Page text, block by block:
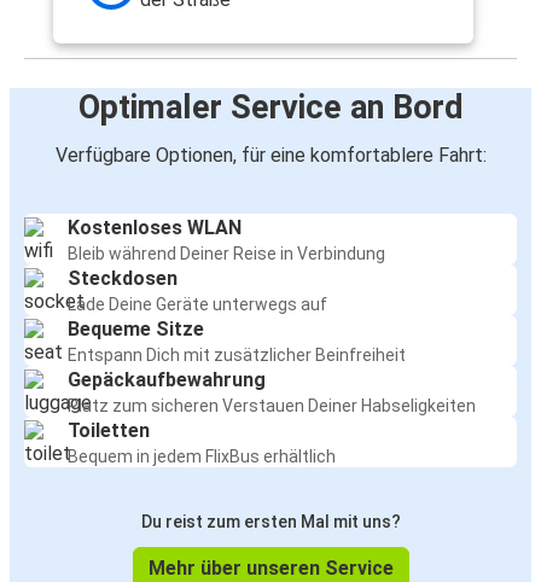
Optimaler Service an Bord
Verfügbare Optionen, für eine komfortablere Fahrt:
Kostenloses WLAN
Bleib während Deiner Reise in Verbindung
Steckdosen
Lade Deine Geräte unterwegs auf
Bequeme Sitze
Entspann Dich mit zusätzlicher Beinfreiheit
Gepäckaufbewahrung
Platz zum sicheren Verstauen Deiner Habseligkeiten
Toiletten
Bequem in jedem FlixBus erhältlich
Du reist zum ersten Mal mit uns?
Mehr über unseren Service